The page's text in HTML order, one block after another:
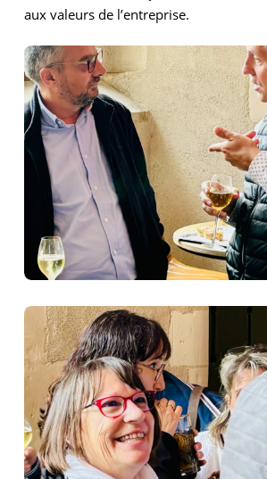
aux valeurs de l’entreprise.